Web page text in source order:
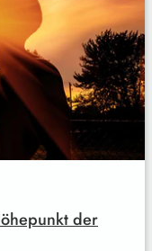
der